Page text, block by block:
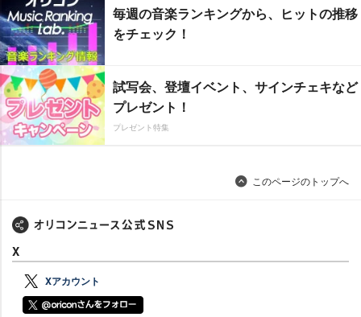
毎週の音楽ランキングから、ヒットの推移
をチェック！
試写会、登壇イベント、サインチェキなど
プレゼント！
プレゼント特集
このページのトップへ
X
Xアカウント